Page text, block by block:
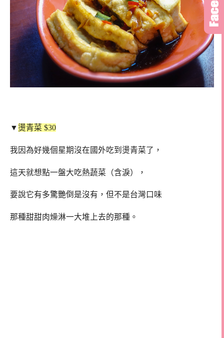
▼ 燙青菜 $30
我因為好幾個星期沒在國外吃到燙青菜了，
這天就想點一盤大吃熱蔬菜（含淚），
要說它有多驚艷倒是沒有，但不是台灣口味
那種甜甜肉燥淋一大堆上去的那種。